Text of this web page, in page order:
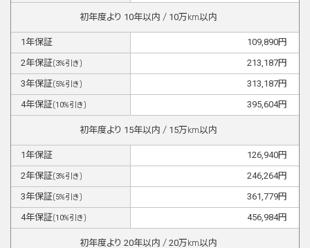
初年度より 10年以内 / 10万km以内
1年保証 109,890円
2年保証(3%引き) 213,187円
3年保証(5%引き) 313,187円
4年保証(10%引き) 395,604円
初年度より 15年以内 / 15万km以内
1年保証 126,940円
2年保証(3%引き) 246,264円
3年保証(5%引き) 361,779円
4年保証(10%引き) 456,984円
初年度より 20年以内 / 20万km以内